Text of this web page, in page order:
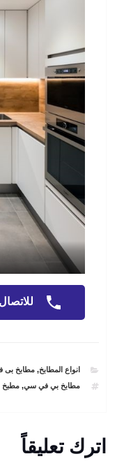
للاتصال
CATEGORIES
انواع المطابخ,مطابخ
TAGS
مطابخ بي في سي,
اترك تعليقاً